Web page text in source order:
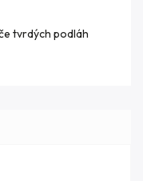
tvrdých podláh